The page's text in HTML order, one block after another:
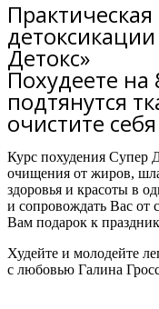
Детокс»
Похудеете на
подтянутся
очистите
Курс похудения Супер
очищения от жиров,
здоровья и красоты в
и сопровождать Вас от
Вам подарок к
Худейте и молодейте
с любовью Галина